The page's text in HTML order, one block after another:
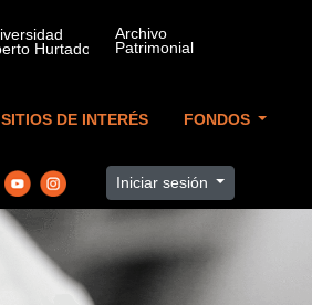
SITIOS DE INTERÉS FONDOS
Iniciar sesión